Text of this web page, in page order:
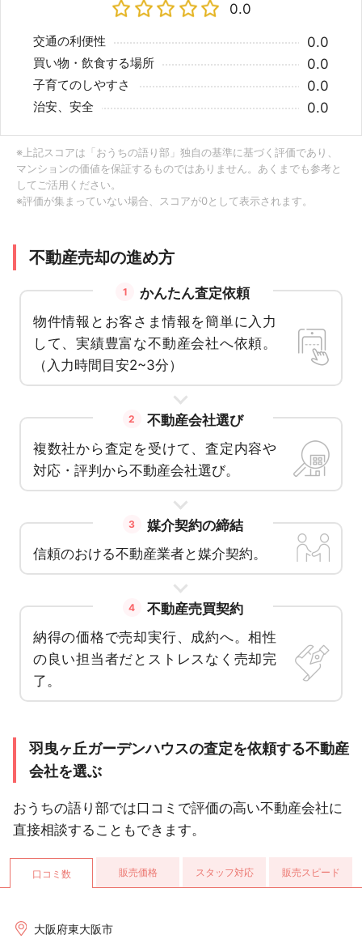
0.0
交通の利便性 0.0
買い物・飲食する場所 0.0
子育てのしやすさ 0.0
治安、安全 0.0
※上記スコアは「おうちの語り部」独自の基準に基づく評価であり、
マンションの価値を保証するものではありません。あくまでも参考と
してご活用ください。
※評価が集まっていない場合、スコアが0として表示されます。
不動産売却の進め方
1
かんたん査定依頼
物件情報とお客さま情報を簡単に入力
して、実績豊富な不動産会社へ依頼。
（入力時間目安2~3分）
2
不動産会社選び
複数社から査定を受けて、査定内容や
対応・評判から不動産会社選び。
3
媒介契約の締結
信頼のおける不動産業者と媒介契約。
4
不動産売買契約
納得の価格で売却実行、成約へ。相性
の良い担当者だとストレスなく売却完
了。
羽曳ヶ丘ガーデンハウスの査定を依頼する不動産
会社を選ぶ
おうちの語り部では口コミで評価の高い不動産会社に
直接相談することもできます。
口コミ数 販売価格 スタッフ対応 販売スピード
大阪府東大阪市